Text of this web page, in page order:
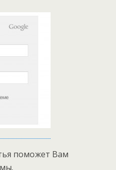
поможет Вам